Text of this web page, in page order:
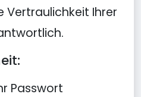
Vertraulichkeit Ihrer
Passwort